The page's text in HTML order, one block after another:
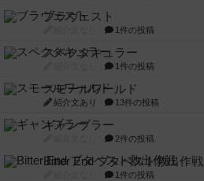
ブラヴェスト
1件の投稿
スペクタキュラー
1件の投稿
スモールワールド
紹介文あり 13件の投稿
ギャンブラー
2件の投稿
Bitter End ブタペスト救出作戦
1件の投稿